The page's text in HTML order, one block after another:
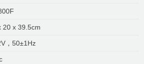
20 x 39.5cm
，50±1Hz